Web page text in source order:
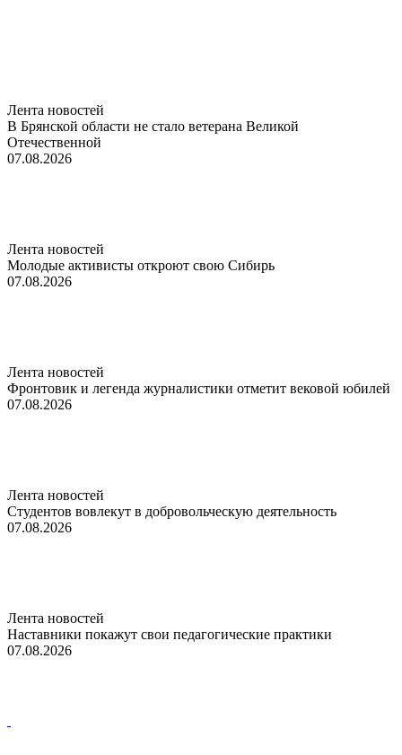
Лента новостей
В Брянской области не стало ветерана Великой
Отечественной
07.08.2026
Лента новостей
Молодые активисты откроют свою Сибирь
07.08.2026
Лента новостей
Фронтовик и легенда журналистики отметит вековой юбилей
07.08.2026
Лента новостей
Студентов вовлекут в добровольческую деятельность
07.08.2026
Лента новостей
Наставники покажут свои педагогические практики
07.08.2026